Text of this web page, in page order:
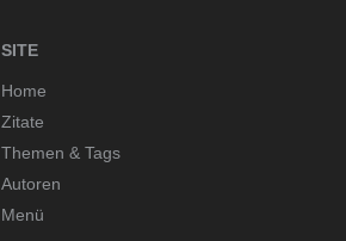
SITE
Home
Zitate
Themen & Tags
Autoren
Menü